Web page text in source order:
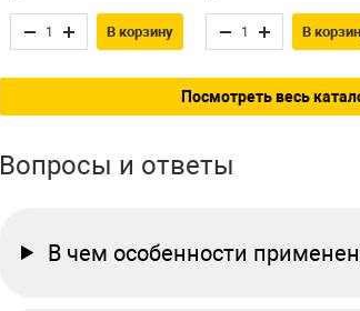
В корзину В
Посмотреть весь
Вопросы и ответы
В чем особенности